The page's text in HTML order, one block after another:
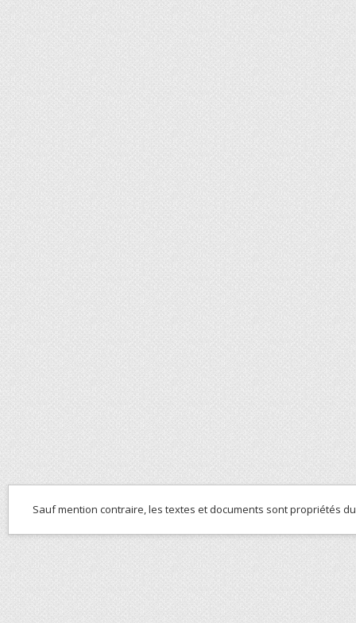
Sauf mention contraire, les textes et documents sont propriétés